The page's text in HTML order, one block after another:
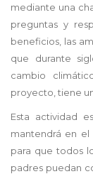
mediante una
preguntas y
beneficios, las
que durante
cambio
proyecto, tiene
Esta actividad
mantendrá en
para que todos
padres puedan